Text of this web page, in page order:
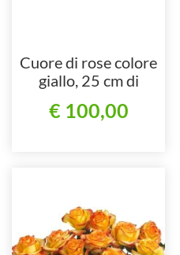
Cuore di rose colore
giallo, 25 cm di
€ 100,00